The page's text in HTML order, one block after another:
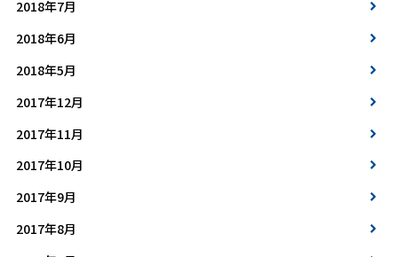
2018年7月
2018年6月
2018年5月
2017年12月
2017年11月
2017年10月
2017年9月
2017年8月